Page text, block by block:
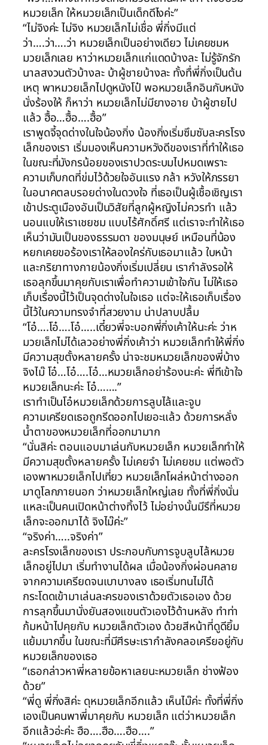
หมวยเล็ก ให้หมวยเล็กเป็นเด็กดีไงค่ะ”
“ไม่จิงค่ะ ไม่จิง หมวยเล็กไม่เชื่อ พี่กิ่งมีแต่
ว่า….ว่า….ว่า หมวยเล็กเป็นอย่างเดียว ไม่เคยชมห
มวยเล็กเลย หาว่าหมวยเล็กแก่แดดบ้างละ ไม่รู้จักรัก
นาลสงวนตัวบ้างละ บ้าผู้ชายบ้างละ ทั้งทื่พี่กิ่งเป็นต้น
เหตุ พาหมวยเล็กไปดูหนังโป๋ พอหมวยเล็กอินกับหนัง
นั่งร้องให้ ก็หาว่า หมวยเล็กไม่มียางอาย บ้าผู้ชายไป
แล้ว ฮื้อ…ฮื้อ….ฮื้อ”
เราพูดจี้จุดด่างในใจน้องกิ่ง น้องกิ่งเริ่มซึมซับละครโรง
เล็กของเรา เริ่มมองเห็นความหวังดีของเราที่ทำให้เธอ
ในขณะที่มังกรน้อยของเราปวดระบมไปหมดเพราะ
ความเก็บกดที่ข่มไว้ด้วยใจอันแรง กล้า หวังให้ภรรยา
ในอนาคตลบรอยด่างในดวงใจ ที่เธอเป็นผู้เชื้อเชิญเรา
เข้าประตูเมืองอันเป็นวิสัยที่ลูกผู้หญิงไม่ควรทำ แล้ว
นอนแบให้เราเชยชม แบบไร้ศักดิ์ศรี แต่เราจะทำให้เธอ
เห็นว่ามันเป็นของธรรมดา ของมนุษย์ เหมือนที่น้อง
หยกเคยขอร้องเราให้ลองใคร่กับเธอมาแล้ว ใบหน้า
และกริยาทางกายน้องกิ่งเริ่มเปลี่ยน เรากำลังรอให้
เธอลุกขึ้นมาคุยกับเราเพื่อทำความเข้าใจกัน ไม่ให้เธอ
เก็บเรื่องนี้ไว้เป็นจุดด่างในใจเธอ แต่จะให้เธอเก็บเรื่อง
นี้ไว้ในความทรงจำที่สวยงาม น่าปลาบปลื้ม
“โอ๋….โอ๋….โอ๋…..เดี๋ยวพี่จะบอกพี่กิ่งเค้าให้นะค่ะ ว่าห
มวยเล็กไม่ได้เลวอย่างพี่กิ่งเค้าว่า หมวยเล็กทำให้พี่กิ่ง
มีความสุขตั้งหลายครั้ง น่าจะชมหมวยเล็กของพี่บ้าง
จิงไม๊ โอ๋…โอ๋….โอ๋…หมวยเล็กอย่าร้องนะค่ะ พี่ทีเข้าใจ
หมวยเล็กนะค่ะ โอ๋…….”
เราทำเป็นโอ๋หมวยเล็กด้วยการลูบไล้และจูบ
ความเครียดเธอถูกรีดออกไปเยอะแล้ว ด้วยการหลั่ง
น้ำตาของหมวยเล็กที่ออกมามาก
“นั่นสิค่ะ ตอนแอบมาเล่นกับหมวยเล็ก หมวยเล็กทำให้
มีความสุขตั้งหลายครั้ง ไม่เคยจำ ไม่เคยชม แต่พอตัว
เองพาหมวยเล็กไปเที่ยว หมวยเล็กโผล่หน้าต่างออก
มาดูโลกภายนอก ว่าหมวยเล็กใหญ่เลย ทั้งที่พี่กิ่งนั่น
แหละเป็นคนเปิดหน้าต่างทิ้งไว้ ไม่อย่างนั้นมีรึที่หมวย
เล็กจะออกมาได้ จิงไม๊ค่ะ”
“จริงค่า…..จริงค่า”
ละครโรงเล็กของเรา ประกอบกับการจูบลูบไล้หมวย
เล็กอยู่ไปมา เริ่มทำงานได้ผล เมื่อน้องกิ่งผ่อนคลาย
จากความเครียดจนเบาบางลง เธอเริ่มทนไม่ได้
กระโดดเข้ามาเล่นละครของเราด้วยตัวเธอเอง ด้วย
การลุกขึ้นมานั่งยันสองแขนตัวเองไว้ด้านหลัง ทำท่า
ก้มหน้าไปคุยกับ หมวยเล็กตัวเอง ด้วยสีหน้าที่ดูดียิ้ม
แย้มมากขึ้น ในขณะที่มีศีรษะเรากำลังคลอเครียอยู่กับ
หมวยเล็กของเธอ
“เธอกล่าวหาพี่หลายข้อหาเลยนะหมวยเล็ก ช่างฟ้อง
ด้วย”
“พี่ดู พี่กิ่งสิค่ะ ดุหมวยเล็กอีกแล้ว เห็นไม๊ค่ะ ทั้งที่พี่กิ่ง
เองเป็นคนพาพี่มาคุยกับ หมวยเล็ก แต่ว่าหมวยเล็ก
อีกแล้วอ่ะค่ะ ฮือ….ฮือ….ฮือ….”